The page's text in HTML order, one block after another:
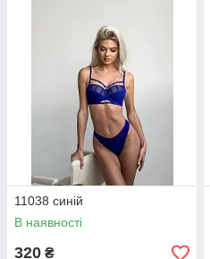
11038 синій
В наявності
320 ₴